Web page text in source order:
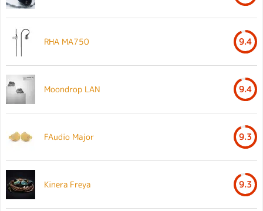
RHA MA750 9.4
Moondrop LAN 9.4
FAudio Major 9.3
Kinera Freya 9.3